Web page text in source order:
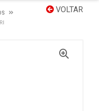
VOLTAR